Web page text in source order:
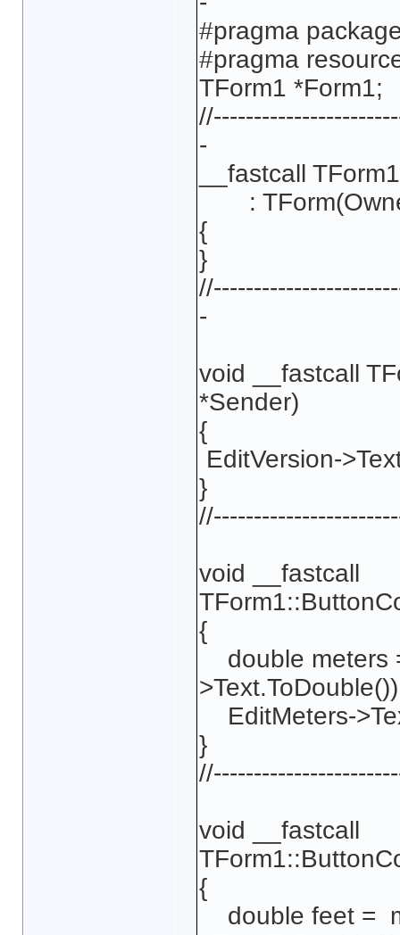
#pragma
#pragma
TForm1 *Form1;
-
__fastcall
:
{
}
-
void __fastcall
*Sender)
{
EditVersion-
}
void __fastcall
{
double meters
EditMeters-
}
void __fastcall
{
double feet =